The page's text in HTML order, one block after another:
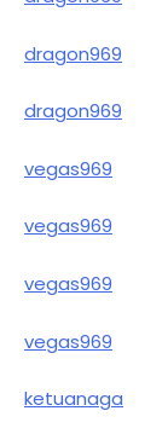
dragon969
dragon969
vegas969
vegas969
vegas969
vegas969
ketuanaga